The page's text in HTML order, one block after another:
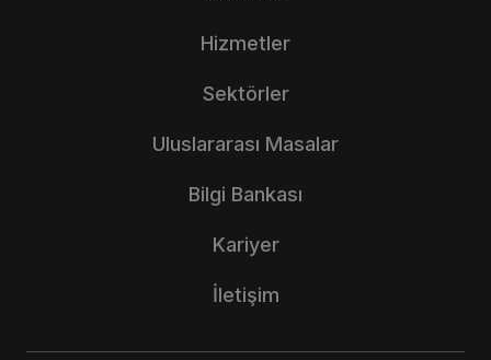
Hizmetler
Sektörler
Uluslararası Masalar
Bilgi Bankası
Kariyer
İletişim